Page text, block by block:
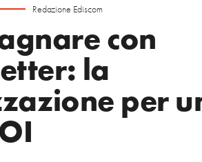
Redazione Ediscom
con
la
per